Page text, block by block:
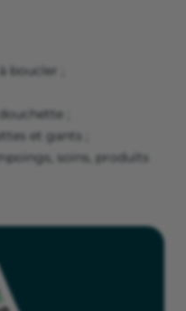
boucler ;
;
et gants ;
soins, produits